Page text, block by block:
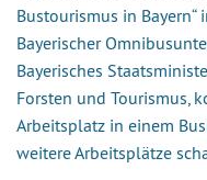
Bustourismus in Bayern“
Bayerischer
Bayerisches
Forsten und Tourismus,
Arbeitsplatz in einem
weitere Arbeitsplätze